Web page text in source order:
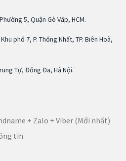
5, Quận Gò Vấp, HCM.
phố 7, P. Thống Nhất, TP. Biên Hoà,
Tự, Đống Đa, Hà Nội.
+ Zalo + Viber (Mới nhất)
tin